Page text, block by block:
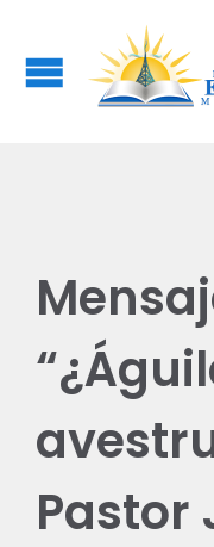
Pastor